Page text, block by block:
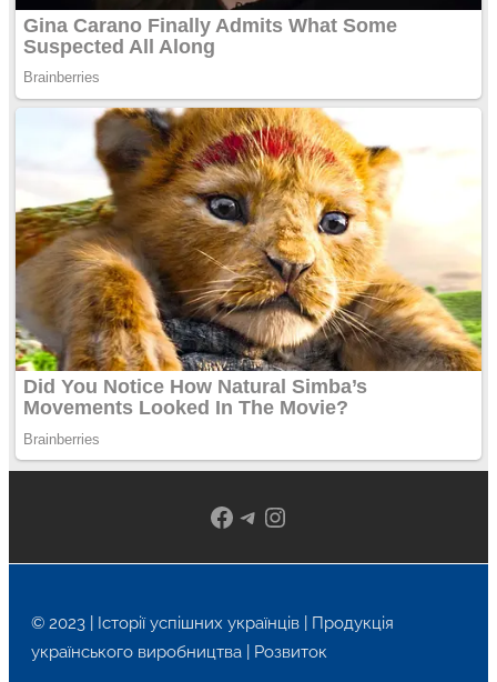
Facebook
Telegram
Instagram
© 2023 | Історії успішних українців | Продукція
українського виробництва | Розвиток